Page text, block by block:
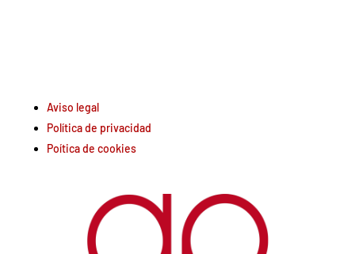
Aviso legal
Política de privacidad
Poítica de cookies